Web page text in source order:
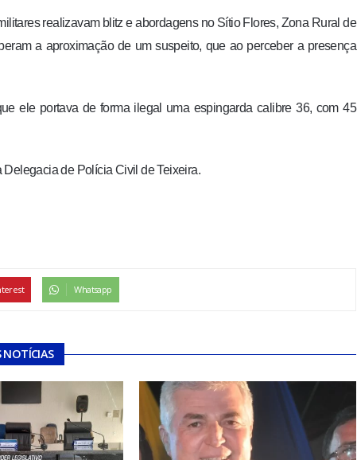
realizavam blitz e abordagens no Sítio Flores, Zona Rural de
a aproximação de um suspeito, que ao perceber a presença
ele portava de forma ilegal uma espingarda calibre 36, com 45
de Polícia Civil de Teixeira.
Whatsapp
NOTÍCIAS